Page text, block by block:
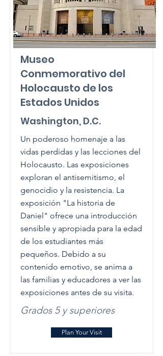
Museo
Conmemorativo del
Holocausto de los
Estados Unidos
Washington, D.C.
Un poderoso homenaje a las
vidas perdidas y las lecciones del
Holocausto. Las exposiciones
exploran el antisemitismo, el
genocidio y la resistencia. La
exposición "La historia de
Daniel" ofrece una introducción
sensible y apropiada para la edad
de los estudiantes más
pequeños. Debido a su
contenido emotivo, se anima a
las familias y educadores a ver las
exposiciones antes de su visita.
Grados 5 y superiores
Plan Your Visit